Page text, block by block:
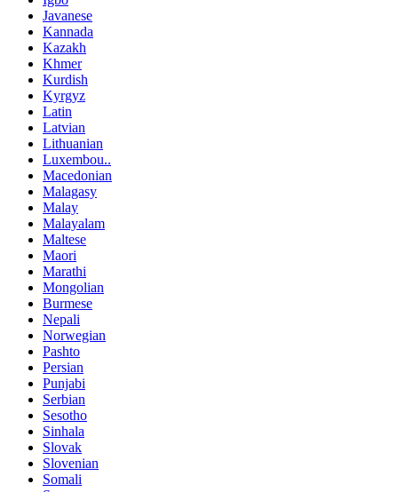
Javanese
Kannada
Kazakh
Khmer
Kurdish
Kyrgyz
Latin
Latvian
Lithuanian
Luxembou..
Macedonian
Malagasy
Malay
Malayalam
Maltese
Maori
Marathi
Mongolian
Burmese
Nepali
Norwegian
Pashto
Persian
Punjabi
Serbian
Sesotho
Sinhala
Slovak
Slovenian
Somali